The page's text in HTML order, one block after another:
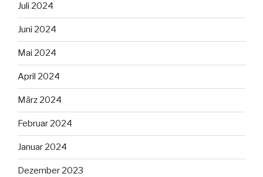
Juli 2024
Juni 2024
Mai 2024
April 2024
März 2024
Februar 2024
Januar 2024
Dezember 2023